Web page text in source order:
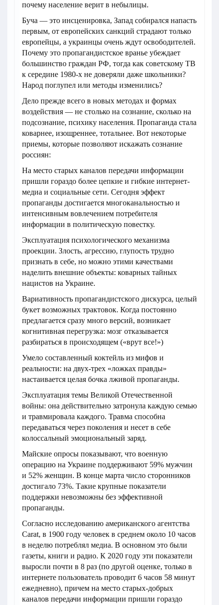
почему население верит в небылицы.
Буча — это инсценировка, Запад собирался напасть
первым, от европейских санкций страдают только
европейцы, а украинцы очень ждут освободителей.
Почему это пропагандистское вранье убеждает
большинство граждан РФ, тогда как советскому ТВ
к середине 1980-х не доверяли даже школьники?
Народ поглупел или методы изменились?
Дело прежде всего в новых методах и формах
воздействия — не столько на сознание, сколько на
подсознание, психику населения. Пропаганда стала
коварнее, изощреннее, тотальнее. Вот некоторые
приемы, которые позволяют искажать сознание
россиян:
На место старых каналов передачи информации
пришли гораздо более цепкие и гибкие интернет-
медиа и социальные сети. Сегодня эффект
пропаганды достигается многоканальностью и
интенсивным вовлечением потребителя
информации в политическую повестку.
Эксплуатация психологического механизма
проекции. Злость, агрессию, глупость трудно
признать в себе, но можно этими качествами
наделить внешние объекты: коварных тайных
нацистов на Украине.
Вариативность пропагандистского дискурса, целый
букет возможных трактовок. Когда постоянно
предлагается сразу много версий, возникает
когнитивная перегрузка: мозг отказывается
разбираться в происходящем («врут все!»)
Умело составленный коктейль из мифов и
реальности: на двух-трех «ложках правды»
настаивается целая бочка лживой пропаганды.
Эксплуатация темы Великой Отечественной
войны: она действительно затронула каждую семью
и травмировала каждого. Травма способна
передаваться через поколения и несет в себе
колоссальный эмоциональный заряд.
Майские опросы показывают, что военную
операцию на Украине поддерживают 59% мужчин
и 52% женщин. В конце марта число сторонников
достигало 73%. Такие крупные показатели
поддержки невозможны без эффективной
пропаганды.
Согласно исследованию американского агентства
Carat, в 1900 году человек в среднем около 10 часов
в неделю потреблял медиа. В основном это были
газеты, книги и радио. К 2020 году эти показатели
выросли почти в 8 раз (по другой оценке, только в
интернете пользователь проводит 6 часов 58 минут
ежедневно), причем на место старых-добрых
каналов передачи информации пришли гораздо